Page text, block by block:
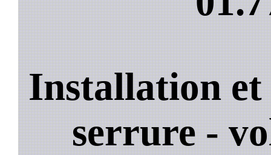
Installation
serrure -